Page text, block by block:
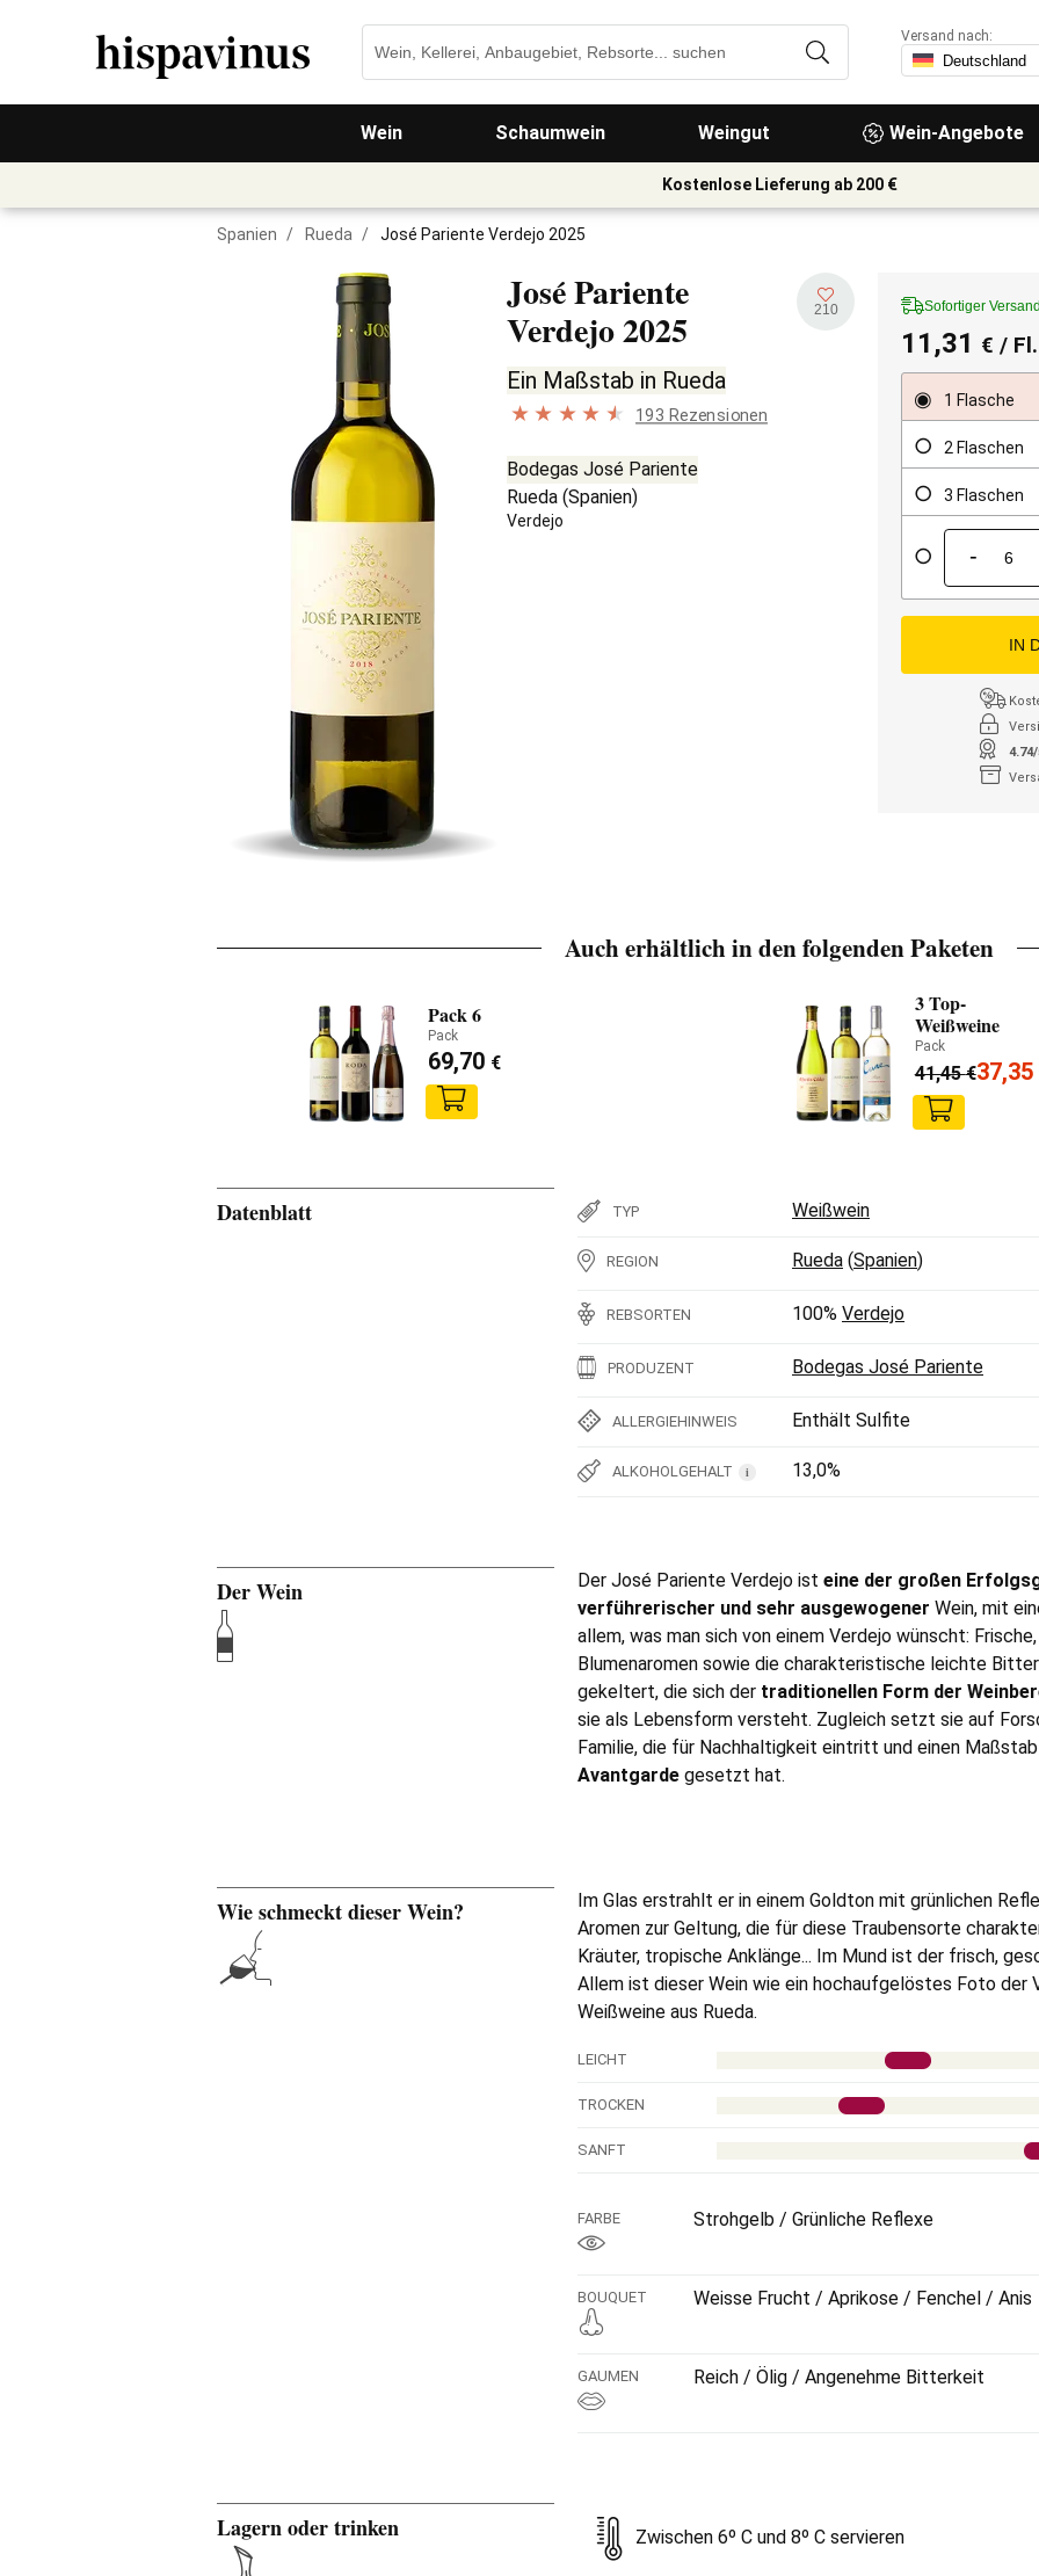
Wein Schaumwein Weingut Wein-Angebote
Versand nach:
Kostenlose Lieferung ab 200 €
Spanien / Rueda / José Pariente Verdejo 2025
José Pariente
Verdejo2025 210
Ein Maßstab in Rueda
193 Rezensionen
Bodegas José Pariente
Rueda (Spanien)
Verdejo
Sofortiger
11,31 € /
1 Flasche
2 Flaschen
3 Flaschen
-
IN
Auch erhältlich in den folgenden Paketen
Pack 6
Pack
69,70 €
3 Top-
Weißweine
Pack
41,45€37,35
Datenblatt TYP Weißwein
REGION Rueda (Spanien)
REBSORTEN 100% Verdejo
PRODUZENT Bodegas José Pariente
ALLERGIEHINWEIS Enthält Sulfite
ALKOHOLGEHALT i 13,0%
Der Wein Der José Pariente Verdejo ist eine der großen
verführerischer und sehr ausgewogener Wein, mit
allem, was man sich von einem Verdejo wünscht:
Blumenaromen sowie die charakteristische leichte
gekeltert, die sich der traditionellen Form der
sie als Lebensform versteht. Zugleich setzt sie auf
Familie, die für Nachhaltigkeit eintritt und einen
Avantgarde gesetzt hat.
Wie schmeckt dieser Wein?
Im Glas erstrahlt er in einem Goldton mit grünlichen
Aromen zur Geltung, die für diese Traubensorte
Kräuter, tropische Anklänge... Im Mund ist der frisch,
Allem ist dieser Wein wie ein hochaufgelöstes Foto der
Weißweine aus Rueda.
LEICHT
TROCKEN
SANFT
FARBE Strohgelb / Grünliche Reflexe
BOUQUET Weisse Frucht / Aprikose / Fenchel / Anis
GAUMEN Reich / Ölig / Angenehme Bitterkeit
Lagern oder trinken Zwischen 6º C und 8º C servieren